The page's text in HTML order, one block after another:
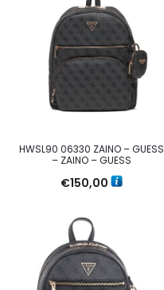
HWSL90 06330 ZAINO – GUESS
– ZAINO – GUESS
€150,00